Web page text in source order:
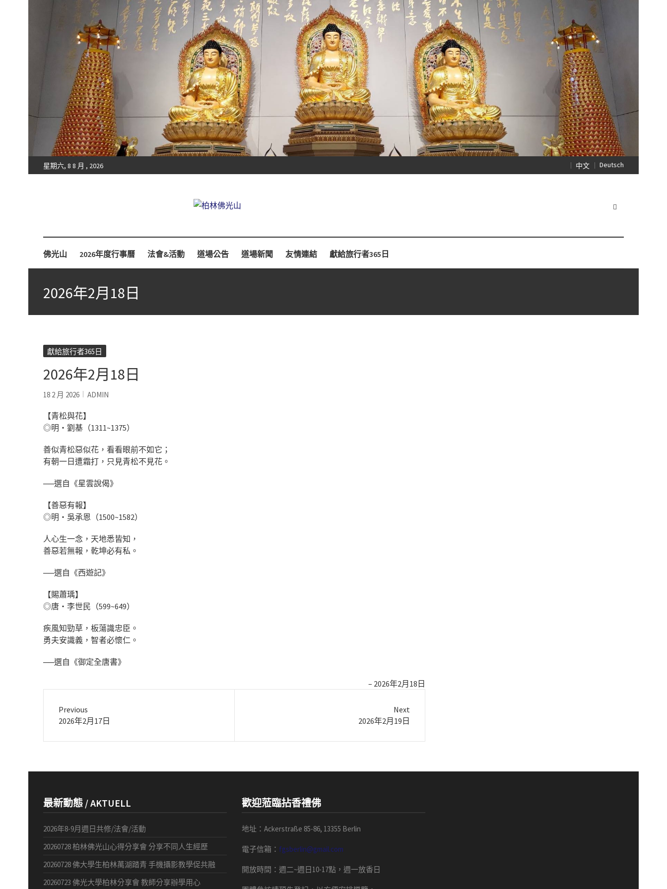
星期六, 8 8 月 , 2026 中文 Deutsch
佛光山 2026年度行事曆 法會&活動 道場公告 道場新聞 友情連結 獻給旅行者365日
2026年2月18日
獻給旅行者365日
2026年2月18日
18 2 月 2026 ADMIN
【青松與花】
◎明‧劉基（1311~1375）
善似青松惡似花，看看眼前不如它；
有朝一日遭霜打，只見青松不見花。
──選自《星雲說偈》
【善惡有報】
◎明‧吳承恩（1500~1582）
人心生一念，天地悉皆知，
善惡若無報，乾坤必有私。
──選自《西遊記》
【賜蕭瑀】
◎唐‧李世民（599~649）
疾風知勁草，板蕩識忠臣。
勇夫安識義，智者必懷仁。
──選自《御定全唐書》
2026年2月18日
Previous
Previous
2026年2月17日
Next
2026年2月19日
最新動態 / AKTUELL
2026年8-9月週日共修/法會/活動
20260728 柏林佛光山心得分享會 分享不同人生經歷
20260728 佛大學生柏林萬湖踏青 手機攝影教學促共融
20260723 佛光大學柏林分享會 教師分享辦學用心
歡迎蒞臨拈香禮佛
地址：Ackerstraße 85-86, 13355 Berlin
電子信箱： fgsberlin@gmail.com
開放時間 ： 週二~週日10-17點， 週一放香日